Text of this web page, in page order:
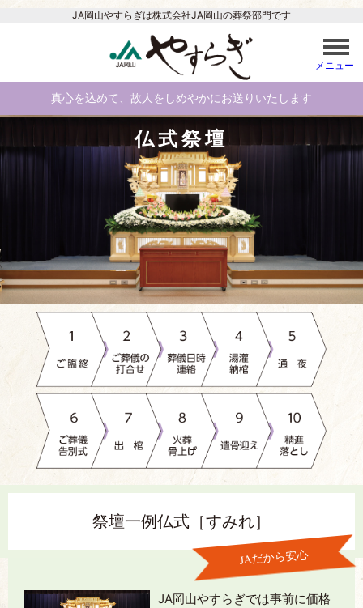
JA岡山やすらぎは株式会社JA岡山の葬祭部門です
真心を込めて、故人をしめやかにお送りいたします
仏式祭壇
祭壇一例仏式 ［すみれ］
JA岡山やすらぎでは事前に価格
JAだから安心